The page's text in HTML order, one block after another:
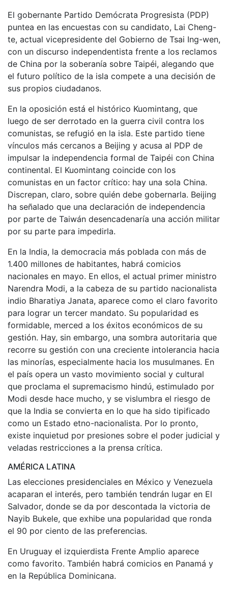
El gobernante Partido Demócrata Progresista (PDP)
puntea en las encuestas con su candidato, Lai Cheng-
te, actual vicepresidente del Gobierno de Tsai Ing-wen,
con un discurso independentista frente a los reclamos
de China por la soberanía sobre Taipéi, alegando que
el futuro político de la isla compete a una decisión de
sus propios ciudadanos.
En la oposición está el histórico Kuomintang, que
luego de ser derrotado en la guerra civil contra los
comunistas, se refugió en la isla. Este partido tiene
vínculos más cercanos a Beijing y acusa al PDP de
impulsar la independencia formal de Taipéi con China
continental. El Kuomintang coincide con los
comunistas en un factor crítico: hay una sola China.
Discrepan, claro, sobre quién debe gobernarla. Beijing
ha señalado que una declaración de independencia
por parte de Taiwán desencadenaría una acción militar
por su parte para impedirla.
En la India, la democracia más poblada con más de
1.400 millones de habitantes, habrá comicios
nacionales en mayo. En ellos, el actual primer ministro
Narendra Modi, a la cabeza de su partido nacionalista
indio Bharatiya Janata, aparece como el claro favorito
para lograr un tercer mandato. Su popularidad es
formidable, merced a los éxitos económicos de su
gestión. Hay, sin embargo, una sombra autoritaria que
recorre su gestión con una creciente intolerancia hacia
las minorías, especialmente hacia los musulmanes. En
el país opera un vasto movimiento social y cultural
que proclama el supremacismo hindú, estimulado por
Modi desde hace mucho, y se vislumbra el riesgo de
que la India se convierta en lo que ha sido tipificado
como un Estado etno-nacionalista. Por lo pronto,
existe inquietud por presiones sobre el poder judicial y
veladas restricciones a la prensa crítica.
AMÉRICA LATINA
Las elecciones presidenciales en México y Venezuela
acaparan el interés, pero también tendrán lugar en El
Salvador, donde se da por descontada la victoria de
Nayib Bukele, que exhibe una popularidad que ronda
el 90 por ciento de las preferencias.
En Uruguay el izquierdista Frente Amplio aparece
como favorito. También habrá comicios en Panamá y
en la República Dominicana.